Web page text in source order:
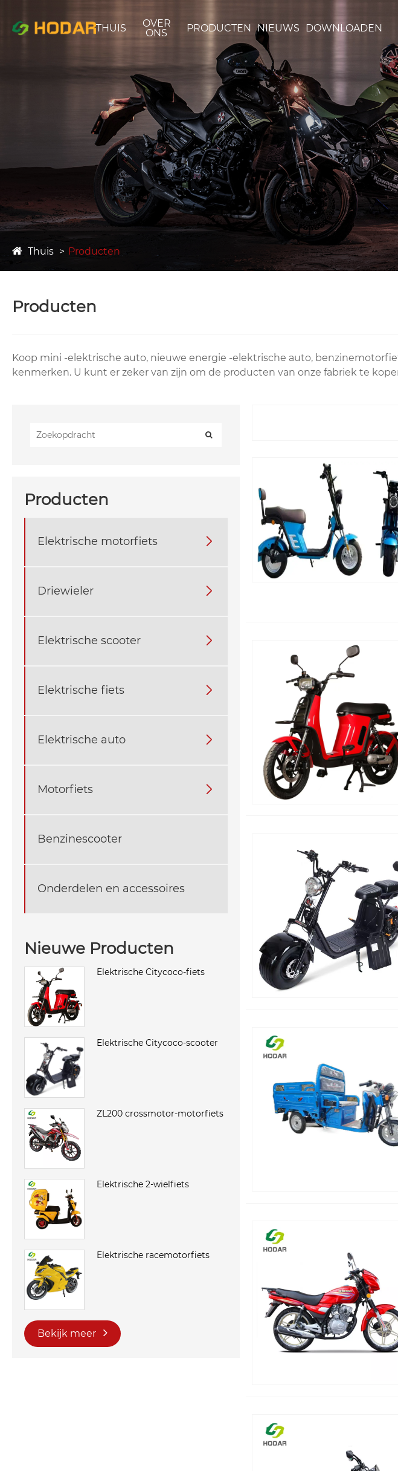
THUIS
OVER
ONS
PRODUCTEN NIEUWS DOWNLOADEN
Thuis Producten
Producten
Koop mini -elektrische auto, nieuwe energie -elektrische auto,
kenmerken. U kunt er zeker van zijn om de producten van onze fabriek te
Producten
Elektrische motorfiets 
Driewieler 
Elektrische scooter 
Elektrische fiets 
Elektrische auto 
Motorfiets 
Benzinescooter
Onderdelen en accessoires
Nieuwe Producten
Elektrische Citycoco-fiets
Elektrische Citycoco-scooter
ZL200 crossmotor-motorfiets
Elektrische 2-wielfiets
Elektrische racemotorfiets
Bekijk meer